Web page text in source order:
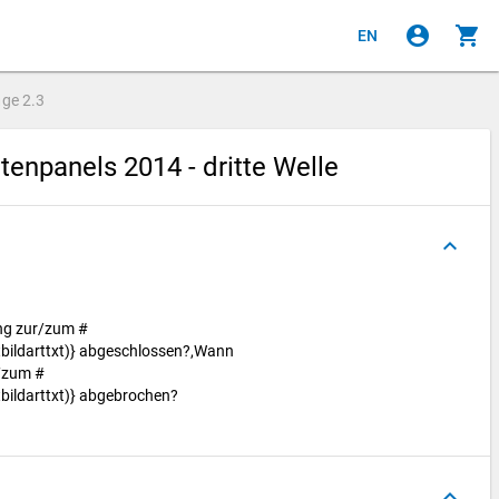
EN account_circle shopping_cart
2.3
2014 - dritte Welle
keyboard_arrow_up
zur/zum #
abgeschlossen?,Wann
#
abgebrochen?